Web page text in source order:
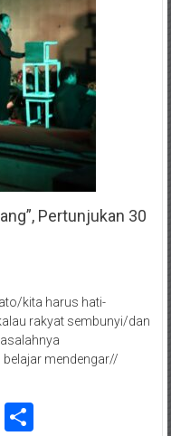
Pertunjukan 30
kita harus hati-
rakyat sembunyi/dan
mendengar//